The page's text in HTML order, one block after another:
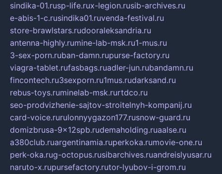
sindika-01.rusp-life.rux-legion.rusib-archives.ru
e-abis-1-c.rusindika01.ruvenda-festival.ru
store-brawlstars.rudooraleksandria.ru
antenna-highly.rumine-lab-msk.ru1-mus.ru
3-sex-porn.ruban-damn.rupurse-factory.ru
viagra-tablet.rufasbags.ruadler-jun.rubandamn.ru
fincontech.ru3sexporn.ru1mus.rudarksand.ru
rebus-toys.ruminelab-msk.rurtdco.ru
seo-prodvizhenie-sajtov-stroitelnyh-kompanij.ru
card-voice.rurulonnyygazon177.rusnow-guard.ru
domizbrusa-9x12spb.rudemaholding.ruaalse.ru
a380club.ruargentinamia.ruperkoka.rumovie-one.ru
perk-oka.rug-octopus.rusibarchives.ruandreislyusar.ru
naruto-x.rupursefactory.rutor-lyubov-i-grom.ru